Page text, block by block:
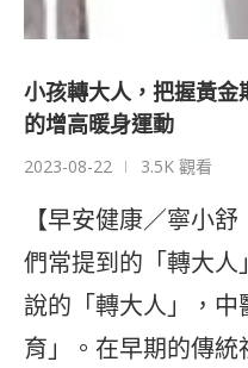
小孩轉大人，把握黃
的增高暖身運動
2023-08-22 3.5K 觀看
【早安健康／寧小
們常提到的「轉大
說的「轉大人」，
育」。在早期的傳統